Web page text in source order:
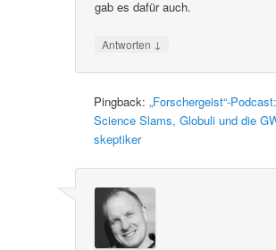
gab es dafür auch.
Antworten ↓
Pingback:„Forschergeist“-
Science Slams, Globuli und die
skeptiker